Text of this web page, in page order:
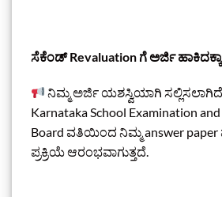
ಸೆಕೆಂಡ್ Revaluation ಗೆ ಅರ್ಜಿ
ನಿಮ್ಮ ಅರ್ಜಿ ಯಶಸ್ವಿಯಾಗಿ
Karnataka School Examination
Board ವತಿಯಿಂದ ನಿಮ್ಮ answer
ಪ್ರಕ್ರಿಯೆ ಆರಂಭವಾಗುತ್ತದೆ.